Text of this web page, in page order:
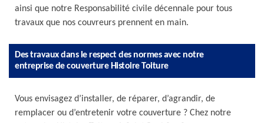
ainsi que notre Responsabilité civile décennale pour tous
travaux que nos couvreurs prennent en main.
Des travaux dans le respect des normes avec notre
entreprise de couverture Histoire Toiture
Vous envisagez d’installer, de réparer, d’agrandir, de
remplacer ou d’entretenir votre couverture ? Chez notre